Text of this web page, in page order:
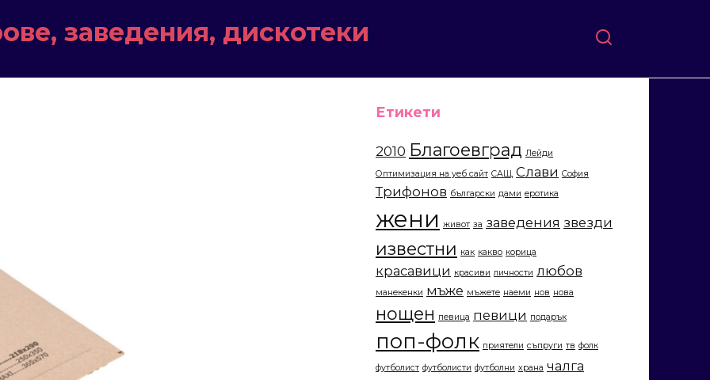
заведения, дискотеки
Етикети
2010 Благоевград Лейди
Оптимизация на уеб сайт САЩ Слави София
Трифонов български дами еротика
жени живот за заведения звезди
известни как какво корица
красавици красиви личности любов
манекенки мъже мъжете наеми нов нова
нощен певица певици подарък
поп-фолк приятели съпруги тв фолк
футболист футболисти футболни храна чалга